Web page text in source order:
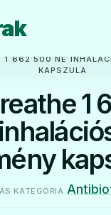
1 662 500 NE
KAPSZULA
1
KATEGÓRIA